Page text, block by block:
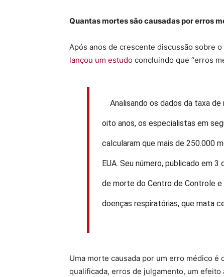
Quantas mortes são causadas por erros
Após anos de crescente discussão sobre
lançou um estudo concluindo que “erros
Analisando os dados da taxa
oito anos, os especialistas em
calcularam que mais de 250.000
EUA. Seu número, publicado em 3
de morte do Centro de Controle e
doenças respiratórias, que mata
Uma morte causada por um erro médico é
qualificada, erros de julgamento, um